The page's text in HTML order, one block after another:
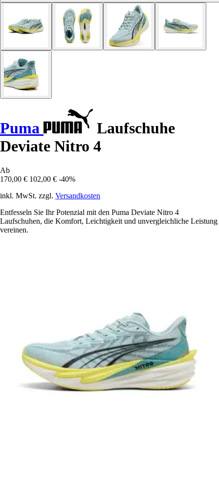
Puma
Laufschuhe
Deviate Nitro 4
Ab
170,00 € 102,00 € -40%
inkl. MwSt. zzgl. Versandkosten
Entfesseln Sie Ihr Potenzial mit den Puma Deviate Nitro 4
Laufschuhen, die Komfort, Leichtigkeit und unvergleichliche Leistung
vereinen.